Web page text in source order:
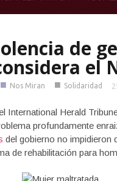
de
el
■ Nos Miran ■ Solidaridad
International Herald
profundamente
del gobierno no impidieron
de rehabilitación para